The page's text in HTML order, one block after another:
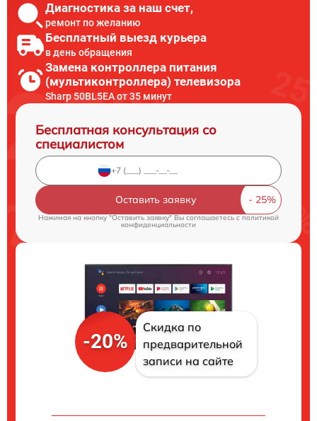
Диагностика за наш счет,
ремонт по желанию
Бесплатный выезд курьера
в день обращения
Замена контроллера питания
(мультиконтроллера) телевизора
Sharp 50BL5EA от 35 минут
Бесплатная консультация со
специалистом
Оставить заявку
Нажимая на кнопку "Оставить заявку" Вы соглашаетесь cполитикой
конфиденциальности
-20%
Скидка по
предварительной
записи на сайте